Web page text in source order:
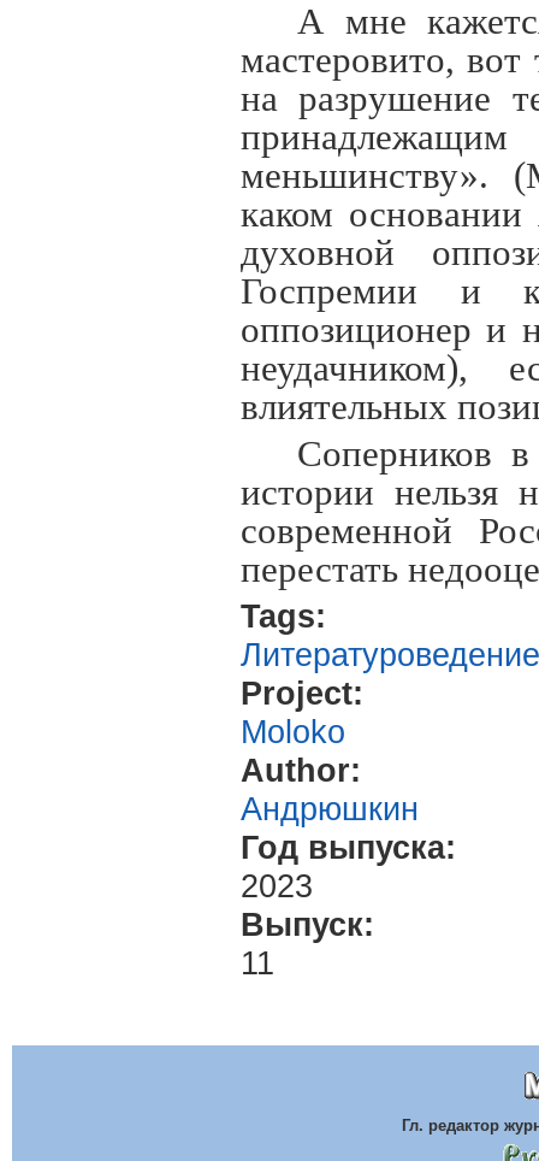
А мне
мастеровито, вот
на разрушение
меньшинству».
каком
духовной
Госпремии и
оппозиционер и
влиятельных
Соперников
истории нельзя
современной
перестать
Tags:
Литературоведение
Project:
Moloko
Author:
Андрюшкин
Год выпуска:
2023
Выпуск:
11
Гл. редактор